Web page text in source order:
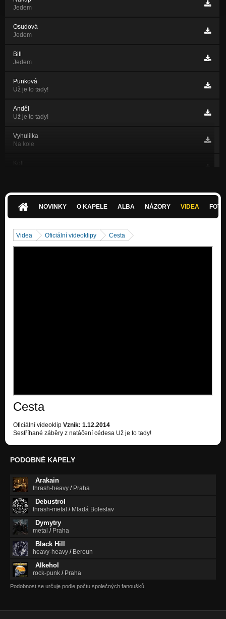
Jedem
Osudová
Jedem
Bill
Jedem
Punková
Už je to tady!
Anděl
Už je to tady!
Vyhulilka
Na kole
Kolt
Keltská
Cesta
NOVINKY O KAPELE ALBA NÁZORY VIDEA
Videa Oficiální videoklipy Cesta
Cesta
Oficiální videoklip Vznik: 1.12.2014
Sestříhané záběry z natáčení cédesa Už je to tady!
PODOBNÉ KAPELY
Arakain
thrash-heavy / Praha
Debustrol
thrash-metal / Mladá Boleslav
Dymytry
metal / Praha
Black Hill
heavy-heavy / Beroun
Alkehol
rock-punk / Praha
Podobnost se určuje podle počtu společných fanoušků.